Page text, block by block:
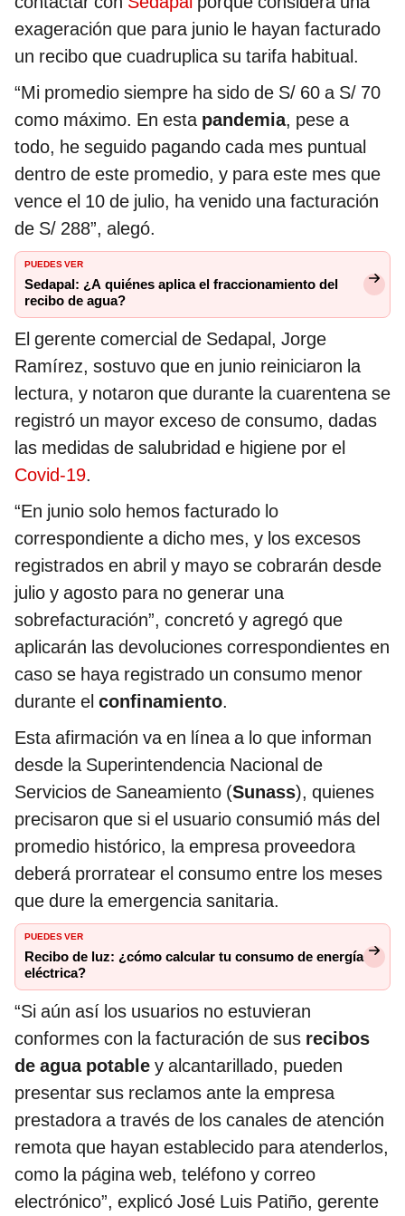
exageración que para junio le hayan facturado
un recibo que cuadruplica su tarifa habitual.
“Mi promedio siempre ha sido de S/ 60 a S/ 70
como máximo. En esta pandemia, pese a
todo, he seguido pagando cada mes puntual
dentro de este promedio, y para este mes que
vence el 10 de julio, ha venido una facturación
de S/ 288”, alegó.
PUEDES VER
Sedapal: ¿A quiénes aplica el fraccionamiento del
recibo de agua?
El gerente comercial de Sedapal, Jorge
Ramírez, sostuvo que en junio reiniciaron la
lectura, y notaron que durante la cuarentena se
registró un mayor exceso de consumo, dadas
las medidas de salubridad e higiene por el
Covid-19.
“En junio solo hemos facturado lo
correspondiente a dicho mes, y los excesos
registrados en abril y mayo se cobrarán desde
julio y agosto para no generar una
sobrefacturación”, concretó y agregó que
aplicarán las devoluciones correspondientes en
caso se haya registrado un consumo menor
durante el confinamiento.
Esta afirmación va en línea a lo que informan
desde la Superintendencia Nacional de
Servicios de Saneamiento (Sunass), quienes
precisaron que si el usuario consumió más del
promedio histórico, la empresa proveedora
deberá prorratear el consumo entre los meses
que dure la emergencia sanitaria.
PUEDES VER
Recibo de luz: ¿cómo calcular tu consumo de energía
eléctrica?
“Si aún así los usuarios no estuvieran
conformes con la facturación de sus recibos
de agua potable y alcantarillado, pueden
presentar sus reclamos ante la empresa
prestadora a través de los canales de atención
remota que hayan establecido para atenderlos,
como la página web, teléfono y correo
electrónico”, explicó José Luis Patiño, gerente